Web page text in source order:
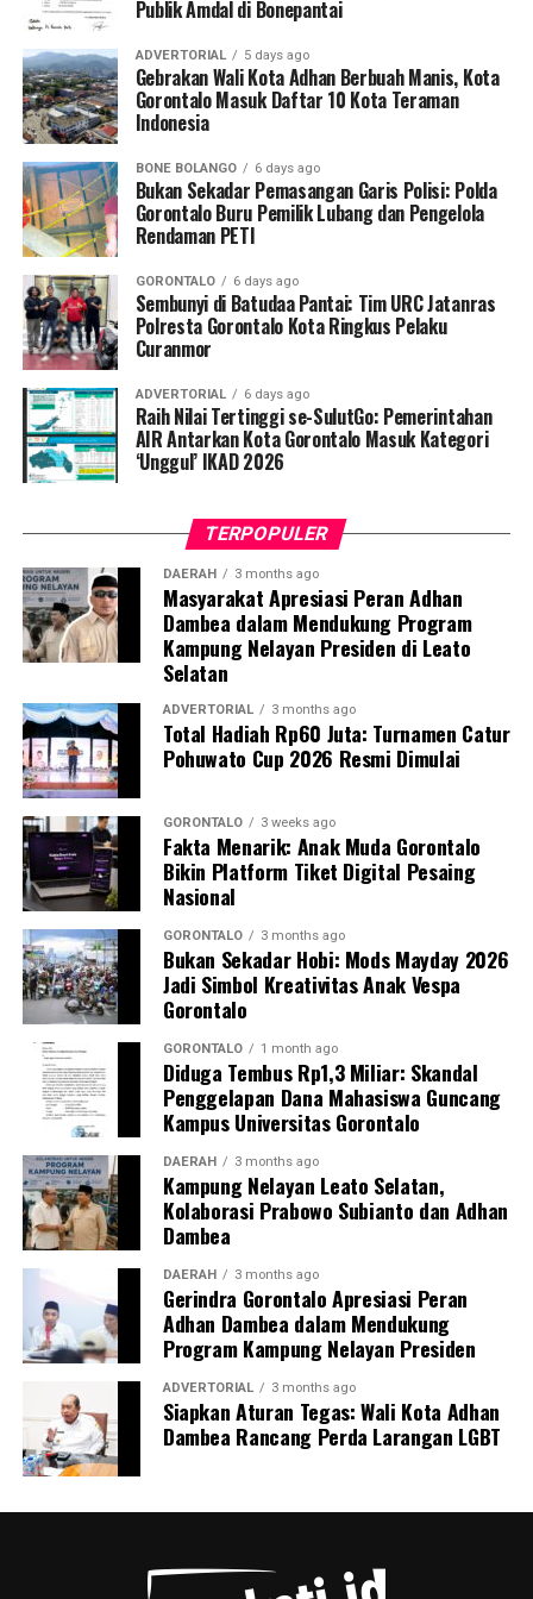
Bupati menambahkan, hasil rumusan dari Rakornas KKP
rancangan program kerja dan penganggaran APBD
Tahun 2027. Tujuannya agar akselerasi pembangunan
sektor kelautan dan perikanan di Pohuwato berjalan
lebih efektif, presisi, tepat sasaran, serta berdaya
dampak pada penguatan ekonomi daerah.
Ketua Panitia Pelaksana Fardin Mardain menjelaskan
bahwa turnamen ini didesain sebagai wadah silaturahmi
makro untuk mempererat persaudaraan, sekaligus
menjadi ruang inkubasi dalam mengasah bakat olahraga
bulu tangkis di tengah masyarakat Pohuwato.
“Turnamen ini bukan sekadar ajang berburu medali atau
kompetisi biasa, melainkan instrumen penting untuk
memperkukuh tali persaudaraan antar-klub, menguji
potensial yang diproyeksikan mampu mengharumkan
nama daerah di masa depan,” urai Fardin dalam
laporannya.
Fardin membeberkan, Turnamen Pohuwato Cup 2026
kali ini memecahkan rekor partisipasi dengan diikuti
oleh 24 klub resmi se-Kabupaten Pohuwato. Total ada
125 pasangan (ganda) peserta yang siap adu strategi
guna memperebutkan podium juara utama sepanjang
empat hari masa pertandingan.
Atas nama jajaran panitia, Fardin melayangkan apresiasi
tinggi dan ucapan terima kasih kepada seluruh tamu
undangan, korporasi sponsor, serta semua elemen yang
telah menyumbangkan kontribusi nyata demi
kesuksesan upacara pembukaan.
Di tempat yang sama, Wakil Bupati Pohuwato Hj. Iwan
Saprudin Adam, S.H., didaulat memukul kok pertama
sebagai tanda dibukanya Turnamen Badminton
Pohuwato Cup 2026 secara resmi. Dalam pidato
sambutannya, Wabup berharap seluruh rangkaian
pertandingan berjalan dengan tensi yang sehat, tertib,
serta menjunjung tinggi nilai-nilaifair play
Lewat seremoni pembukaan tersebut, genderang
perang Turnamen Badminton Pohuwato Cup 2026
resmi ditabuh. Publik olahraga Pohuwato kini menaruh
harapan besar agar ajang tahunan ini mampu
melahirkan pebulu tangkis berbakat yang siap
melompat ke level kompetisi nasional maupun
internasional.
Publik Amdal di Bonepantai
ADVERTORIAL 5 days ago
Gebrakan Wali Kota Adhan Berbuah Manis, Kota
Gorontalo Masuk Daftar 10 Kota Teraman
Indonesia
BONE BOLANGO 6 days ago
Bukan Sekadar Pemasangan Garis Polisi: Polda
Gorontalo Buru Pemilik Lubang dan Pengelola
Rendaman PETI
GORONTALO 6 days ago
Sembunyi di Batudaa Pantai: Tim URC Jatanras
Polresta Gorontalo Kota Ringkus Pelaku
Curanmor
ADVERTORIAL 6 days ago
Raih Nilai Tertinggi se-SulutGo: Pemerintahan
AIR Antarkan Kota Gorontalo Masuk Kategori
‘Unggul’ IKAD 2026
TERPOPULER
DAERAH 3 months ago
Masyarakat Apresiasi Peran Adhan
Dambea dalam Mendukung Program
Kampung Nelayan Presiden di Leato
Selatan
ADVERTORIAL 3 months ago
Total Hadiah Rp60 Juta: Turnamen Catur
Pohuwato Cup 2026 Resmi Dimulai
GORONTALO 3 weeks ago
Fakta Menarik: Anak Muda Gorontalo
Bikin Platform Tiket Digital Pesaing
Nasional
GORONTALO 3 months ago
Bukan Sekadar Hobi: Mods Mayday 2026
Jadi Simbol Kreativitas Anak Vespa
Gorontalo
GORONTALO 1 month ago
Diduga Tembus Rp1,3 Miliar: Skandal
Penggelapan Dana Mahasiswa Guncang
Kampus Universitas Gorontalo
DAERAH 3 months ago
Kampung Nelayan Leato Selatan,
Kolaborasi Prabowo Subianto dan Adhan
Dambea
DAERAH 3 months ago
Gerindra Gorontalo Apresiasi Peran
Adhan Dambea dalam Mendukung
Program Kampung Nelayan Presiden
ADVERTORIAL 3 months ago
Siapkan Aturan Tegas: Wali Kota Adhan
Dambea Rancang Perda Larangan LGBT